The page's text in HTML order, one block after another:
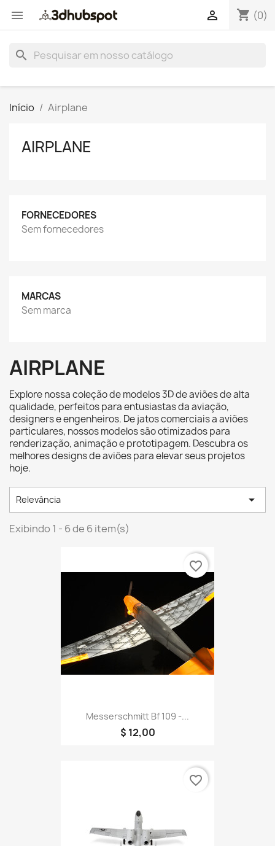
 shopping_cart (0)

search
Início Airplane
AIRPLANE
FORNECEDORES
Sem fornecedores
MARCAS
Sem marca
AIRPLANE
Explore nossa coleção de modelos 3D de aviões de alta
qualidade, perfeitos para entusiastas da aviação,
designers e engenheiros. De jatos comerciais a aviões
particulares, nossos modelos são otimizados para
renderização, animação e prototipagem. Descubra os
melhores designs de aviões para elevar seus projetos
hoje.
Relevância 
Exibindo 1 - 6 de 6 item(s)
Messerschmitt Bf 109 -...
$ 12,00
favorite_border
favorite_border